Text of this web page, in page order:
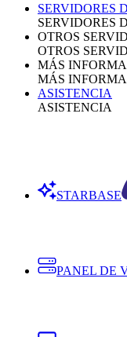
SERVIDORES
SERVIDORES
OTROS
OTROS
MÁS
MÁS
ASISTENCIA
ASISTENCIA
STARBASE
PANEL DE